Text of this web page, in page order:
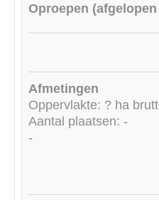
Oproepen
Afmetingen
Oppervlakte: ? ha
Aantal plaatsen: -
-